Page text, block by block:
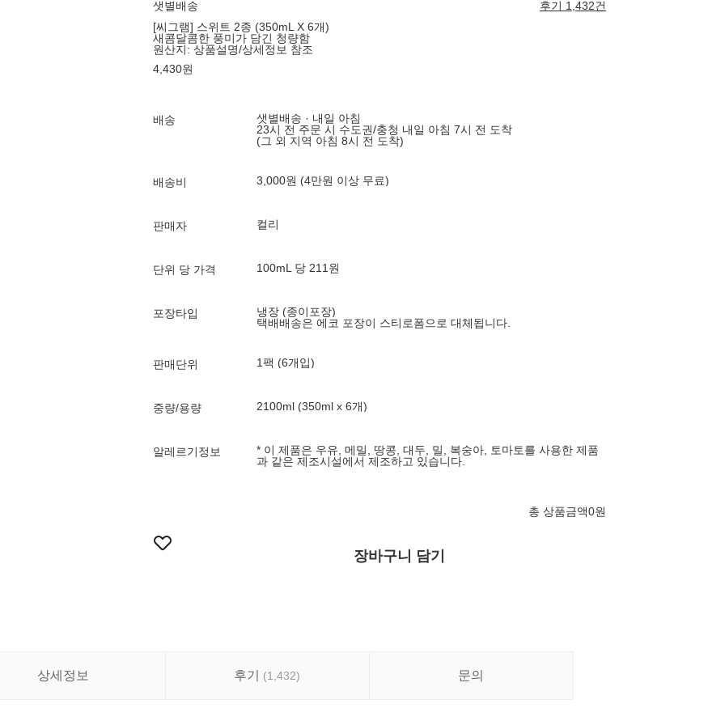
샛별배송
후기 1,432건
[씨그램] 스위트 2종 (350mL X 6개)
새콤달콤한 풍미가 담긴 청량함
원산지: 상품설명/상세정보 참조
4,430원
배송
샛별배송 · 내일 아침
23시 전 주문 시 수도권/충청 내일 아침 7시 전 도착
(그 외 지역 아침 8시 전 도착)
배송비 3,000원 (4만원 이상 무료)
판매자 컬리
단위 당 가격 100mL 당 211원
포장타입
냉장 (종이포장)
택배배송은 에코 포장이 스티로폼으로 대체됩니다.
판매단위 1팩 (6개입)
중량/용량 2100ml (350ml x 6개)
알레르기정보
* 이 제품은 우유, 메밀, 땅콩, 대두, 밀, 복숭아, 토마토를 사용한 제품
총 상품금액0원
장바구니 담기
상세정보 후기 (1,432) 문의